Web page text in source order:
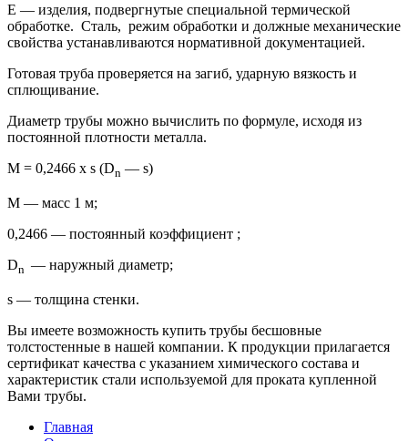
Е — изделия, подвергнутые специальной термической
обработке. Сталь, режим обработки и должные механические
свойства устанавливаются нормативной документацией.
Готовая труба проверяется на загиб, ударную вязкость и
сплющивание.
Диаметр трубы можно вычислить по формуле, исходя из
постоянной плотности металла.
М = 0,2466 х s (Dn — s)
М — масс 1 м;
0,2466 — постоянный коэффициент ;
Dn — наружный диаметр;
s — толщина стенки.
Вы имеете возможность купить трубы бесшовные
толстостенные в нашей компании. К продукции прилагается
сертификат качества с указанием химического состава и
характеристик стали используемой для проката купленной
Вами трубы.
Главная